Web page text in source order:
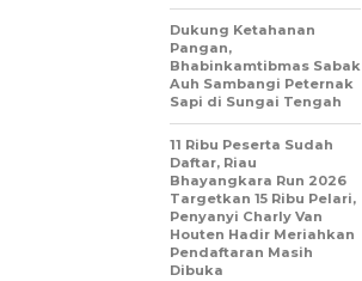
Dukung Ketahanan
Pangan,
Bhabinkamtibmas Sabak
Auh Sambangi Peternak
Sapi di Sungai Tengah
11 Ribu Peserta Sudah
Daftar, Riau
Bhayangkara Run 2026
Targetkan 15 Ribu Pelari,
Penyanyi Charly Van
Houten Hadir Meriahkan
Pendaftaran Masih
Dibuka